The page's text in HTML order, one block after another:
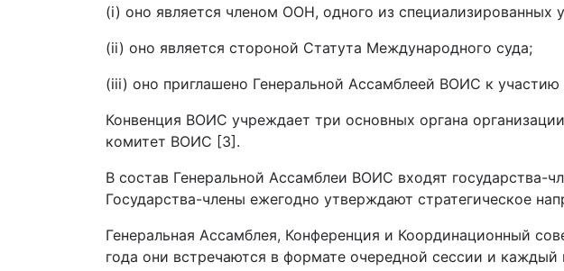
(i) оно является членом ООН, одного из
(ii) оно является стороной Статута Международного суда;
(iii) оно приглашено Генеральной Ассамблеей ВОИС к
Конвенция ВОИС учреждает три основных органа
комитет ВОИС [3].
В состав Генеральной Ассамблеи ВОИС входят
Государства-члены ежегодно утверждают стратегическое
Генеральная Ассамблея, Конференция и Координационный
года они встречаются в формате очередной сессии и